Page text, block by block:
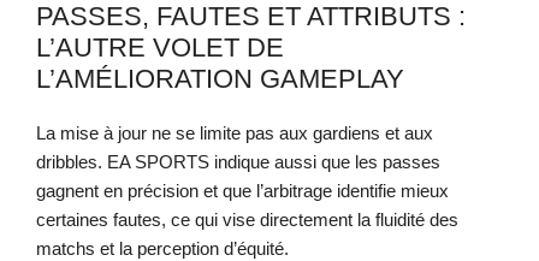
PASSES, FAUTES ET ATTRIBUTS :
L’AUTRE VOLET DE
L’AMÉLIORATION GAMEPLAY
La mise à jour ne se limite pas aux gardiens et aux
dribbles. EA SPORTS indique aussi que les passes
gagnent en précision et que l’arbitrage identifie mieux
certaines fautes, ce qui vise directement la fluidité des
matchs et la perception d’équité.